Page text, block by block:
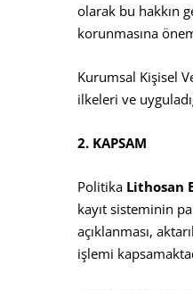
olarak bu hakkın
korunmasına
Kurumsal Kişisel
ilkeleri ve
2. KAPSAM
Politika Lithosan
kayıt sisteminin
açıklanması,
işlemi